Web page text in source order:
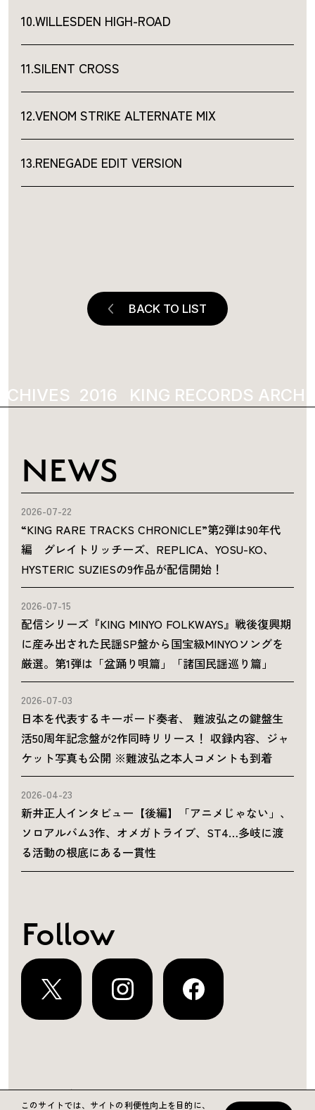
10.WILLESDEN HIGH-ROAD
11.SILENT CROSS
12.VENOM STRIKE ALTERNATE MIX
13.RENEGADE EDIT VERSION
BACK TO LIST
2016 KING RECORDS
NEWS
2026-07-22
“KING RARE TRACKS CHRONICLE”第2弾は90年代
編 グレイトリッチーズ、REPLICA、YOSU-KO、
HYSTERIC SUZIESの9作品が配信開始！
2026-07-15
配信シリーズ『KING MINYO FOLKWAYS』戦後復興期
に産み出された民謡SP盤から国宝級MINYOソングを
厳選。第1弾は「盆踊り唄篇」「諸国民謡巡り篇」
2026-07-03
日本を代表するキーボード奏者、 難波弘之の鍵盤生
活50周年記念盤が2作同時リリース！ 収録内容、ジャ
ケット写真も公開 ※難波弘之本人コメントも到着
2026-04-23
新井正人インタビュー【後編】「アニメじゃない」、
ソロアルバム3作、オメガトライブ、ST4…多岐に渡
る活動の根底にある一貫性
Follow
運営会社 プライバシーポリシー お問い合わせ
このサイトでは、サイトの利便性向上を目的に、